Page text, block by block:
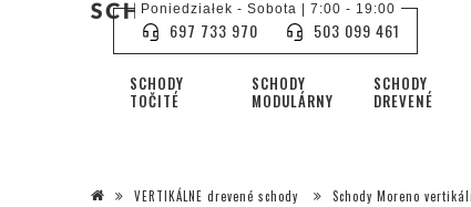
SCHODY
TOČITÉ
SCHODY
MODULÁRNY
SCHODY
DREVENÉ
Poniedziałek - Sobota | 7:00 - 19:00
697 733 970 503 099 461
VERTIKÁLNE drevené schody Schody Moreno